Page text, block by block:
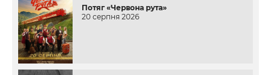
Потяг «Червона рута»
20 серпня 2026